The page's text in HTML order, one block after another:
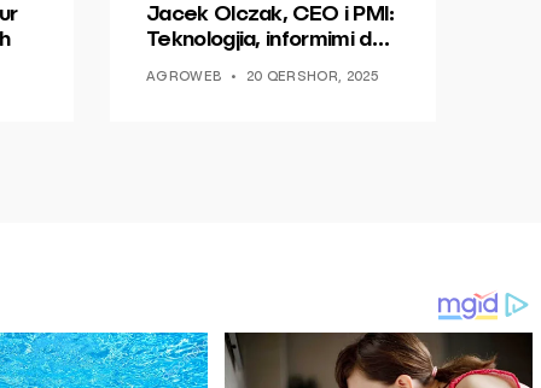
Jacek Olczak, CEO i PMI:
Teknologjia, informimi dhe
AGROWEB 20 QERSHOR, 2025